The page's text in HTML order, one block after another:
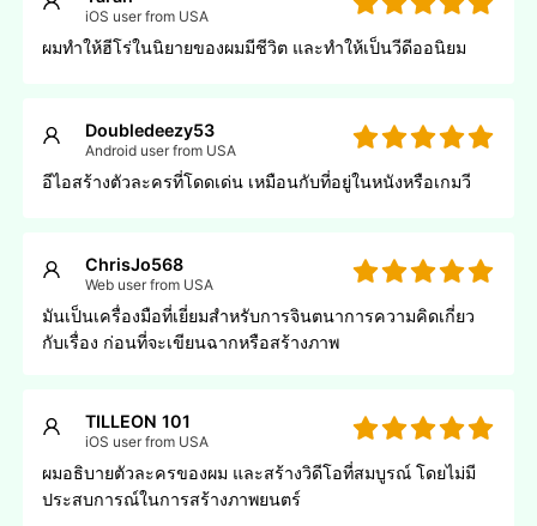
iOS user from USA
ผมทําให้ฮีโร่ในนิยายของผมมีชีวิต และทําให้เป็นวีดีออนิยม
Doubledeezy53
Android user from USA
อีไอสร้างตัวละครที่โดดเด่น เหมือนกับที่อยู่ในหนังหรือเกมวี
ChrisJo568
Web user from USA
มันเป็นเครื่องมือที่เยี่ยมสําหรับการจินตนาการความคิดเกี่ยว
กับเรื่อง ก่อนที่จะเขียนฉากหรือสร้างภาพ
TILLEON 101
iOS user from USA
ผมอธิบายตัวละครของผม และสร้างวิดีโอที่สมบูรณ์ โดยไม่มี
ประสบการณ์ในการสร้างภาพยนตร์